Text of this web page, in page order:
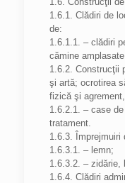
1.6.1. Clădiri de
de:
1.6.1.1. – clădiri
cămine
1.6.2. Construcţii
şi artă; ocrotirea
fizică şi
1.6.2.1. – case
tratament.
1.6.3. Împrejmuiri
1.6.3.1. – lemn;
1.6.3.2. – zidărie,
1.6.4. Clădiri